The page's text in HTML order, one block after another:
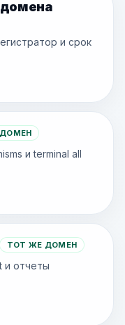
домена
и срок
и terminal all
ТОТ ЖЕ ДОМЕН
и отчеты